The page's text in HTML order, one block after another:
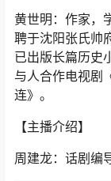
黄世明：作家，
聘于沈阳张氏帅
已出版长篇历史
与人合作电视剧
连》。
【主播介绍】
周建龙：话剧编